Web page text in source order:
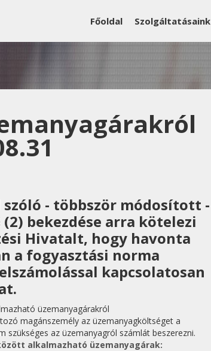
Főoldal Szolgáltatásaink
- többször módosított -
(2) bekezdése arra kötelezi
Hivatalt, hogy havonta
a fogyasztási norma
kapcsolatosan
üzemanyagárakról
magánszemély az üzemanyagköltséget a
szükséges az üzemanyagról számlát beszerezni.
alkalmazható üzemanyagárak: